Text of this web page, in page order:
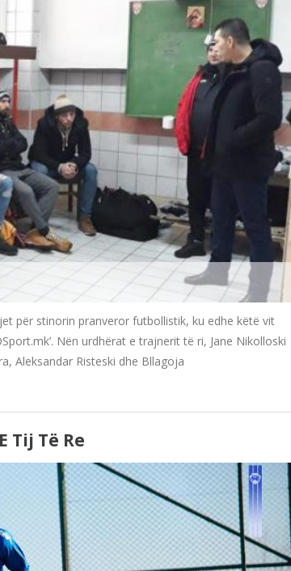
për stinorin pranveror futbollistik, ku edhe këtë vit
Nën urdhërat e trajnerit të ri, Jane Nikolloski
Aleksandar Risteski dhe Bllagoja
Tij Të Re